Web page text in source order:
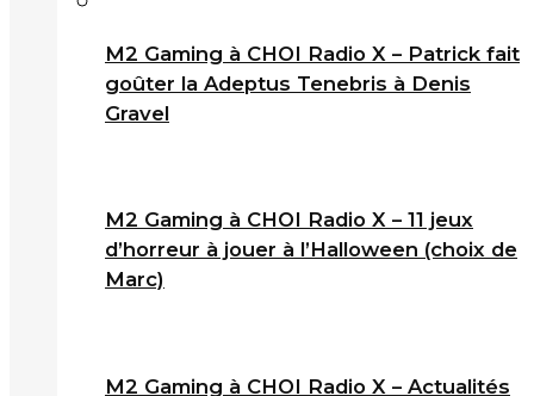
M2 Gaming à CHOI Radio X – Patrick fait
goûter la Adeptus Tenebris à Denis
Gravel
M2 Gaming à CHOI Radio X – 11 jeux
d’horreur à jouer à l’Halloween (choix de
Marc)
M2 Gaming à CHOI Radio X – Actualités